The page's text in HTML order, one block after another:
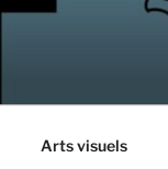
Arts visuels